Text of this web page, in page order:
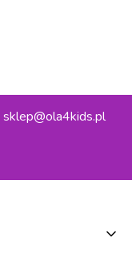
sklep@ola4kids.pl